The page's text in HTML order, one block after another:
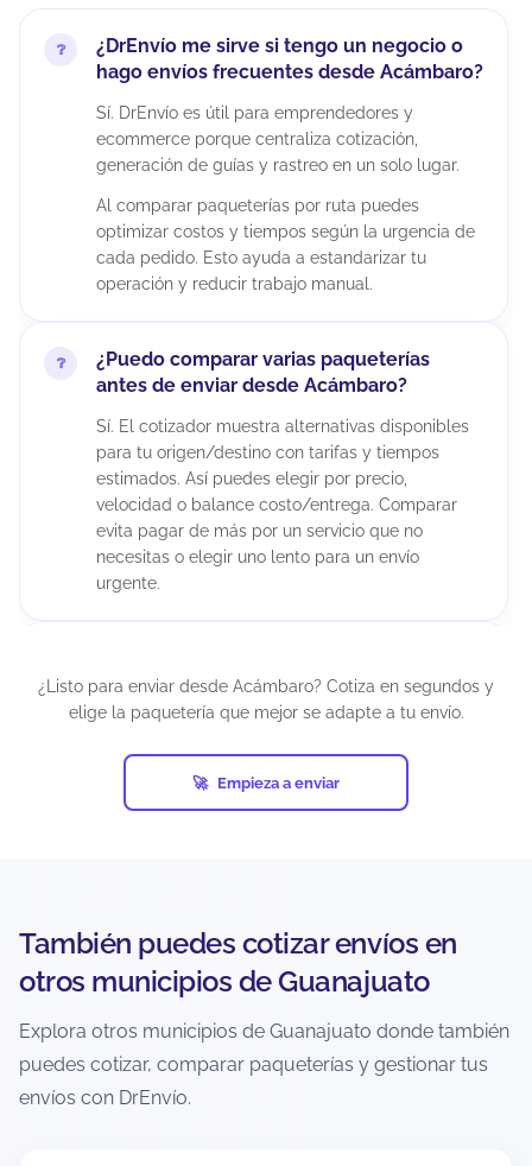
¿DrEnvío me sirve si tengo un negocio o
hago envíos frecuentes desde Acámbaro?
Sí. DrEnvío es útil para emprendedores y
ecommerce porque centraliza cotización,
generación de guías y rastreo en un solo lugar.
Al comparar paqueterías por ruta puedes
optimizar costos y tiempos según la urgencia de
cada pedido. Esto ayuda a estandarizar tu
operación y reducir trabajo manual.
¿Puedo comparar varias paqueterías
antes de enviar desde Acámbaro?
Sí. El cotizador muestra alternativas disponibles
para tu origen/destino con tarifas y tiempos
estimados. Así puedes elegir por precio,
velocidad o balance costo/entrega. Comparar
evita pagar de más por un servicio que no
necesitas o elegir uno lento para un envío
urgente.
generar la guía?
Depende del estatus del envío y de la política de
la paquetería. Si el paquete aún no ha sido
recolectado o ingresado a la red, suele haber
más posibilidades.
¿Cómo evito retrasos o incidencias al
enviar desde Acámbaro?
Verifica dirección completa, código postal
correcto y teléfono vigente del destinatario.
¿Listo para enviar desde Acámbaro? Cotiza en segundos y
elige la paquetería que mejor se adapte a tu envío.
Empieza a enviar
También puedes cotizar envíos en
otros municipios de Guanajuato
Explora otros municipios de Guanajuato donde también
puedes cotizar, comparar paqueterías y gestionar tus
envíos con DrEnvío.